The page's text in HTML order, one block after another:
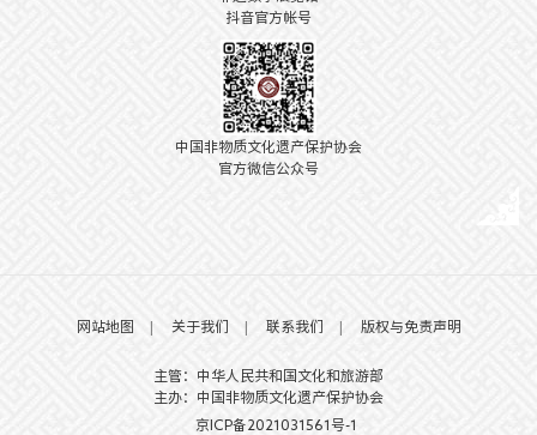
抖音官方帐号
中国非物质文化遗产保护协会
官方微信公众号
网站地图 | 关于我们 | 联系我们 | 版权与免责声明
主管：中华人民共和国文化和旅游部
主办：中国非物质文化遗产保护协会
京ICP备2021031561号-1